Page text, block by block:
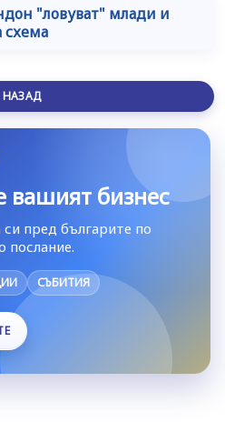
"ловуват" млади и
схема
НАЗАД
вашият бизнес
пред българите по
послание.
СЪБИТИЯ